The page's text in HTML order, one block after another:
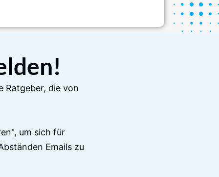
Ratgeber, die von
um sich für
Emails zu